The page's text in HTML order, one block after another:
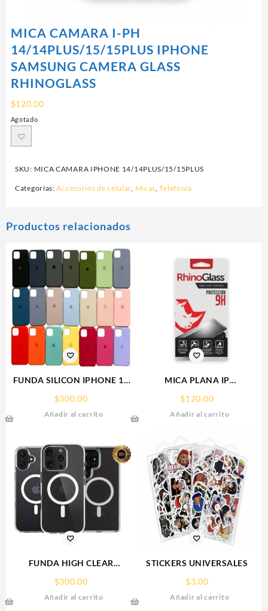
MICA CAMARA I-PH
14/14PLUS/15/15PLUS IPHONE
SAMSUNG CAMERA GLASS
RHINOGLASS
$120.00
Agotado
SKU: MICA CAMARA IPHONE 14/14PLUS/15/15PLUS
Categorías:Accesorios de celular, Micas,Telefonía
Productos relacionados
FUNDA SILICON IPHONE 13
$300.00
Añadir al carrito
MICA PLANA IP
9H RHINOGLASS
$120.00
Añadir al carrito
FUNDA HIGH CLEAR
IPHONE 17 PRO MAX
WEKOVER
$300.00
Añadir al carrito
STICKERS UNIVERSALES
$3.00
Añadir al carrito